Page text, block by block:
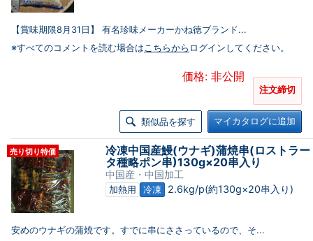
【賞味期限8月31日】 有名珍味メーカーかね徳ブランド...
※すべてのコメントを読む場合はこちらから ログインしてください。
価格: 非公開
注文締切
類似品を探す マイカタログに追加
売り切り特価
冷凍中国産鰻(ウナギ)蒲焼串(ロストラー
タ種略ポン串)130g×20串入り
中国産・中国加工
加熱用 冷凍 2.6kg/p(約130g×20串入り)
安めのウナギの蒲焼です。すでに串にささっているので、そ...